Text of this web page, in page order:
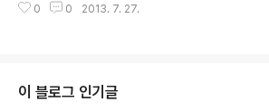
지만 조금 수정되었다 ^^ 조금 늦어서 서둘러 합류. 합류하
꼬불한 길이 정말 예술이다. 북동리 산 158~160 정도? 외
쿡 같은데? 느낌이? ㅋㅋㅋ 거의 알려지지 않은곳인것같
0 0 2013. 7. 27.
이 블로그 인기글